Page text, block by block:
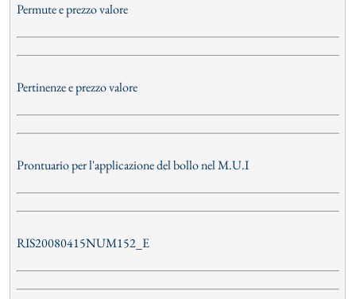
Permute e prezzo valore
Pertinenze e prezzo valore
Prontuario per l'applicazione del bollo nel M.U.I
RIS20080415NUM152_E